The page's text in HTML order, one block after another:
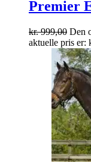
Premier
kr.999,00 Den
aktuelle pris er: